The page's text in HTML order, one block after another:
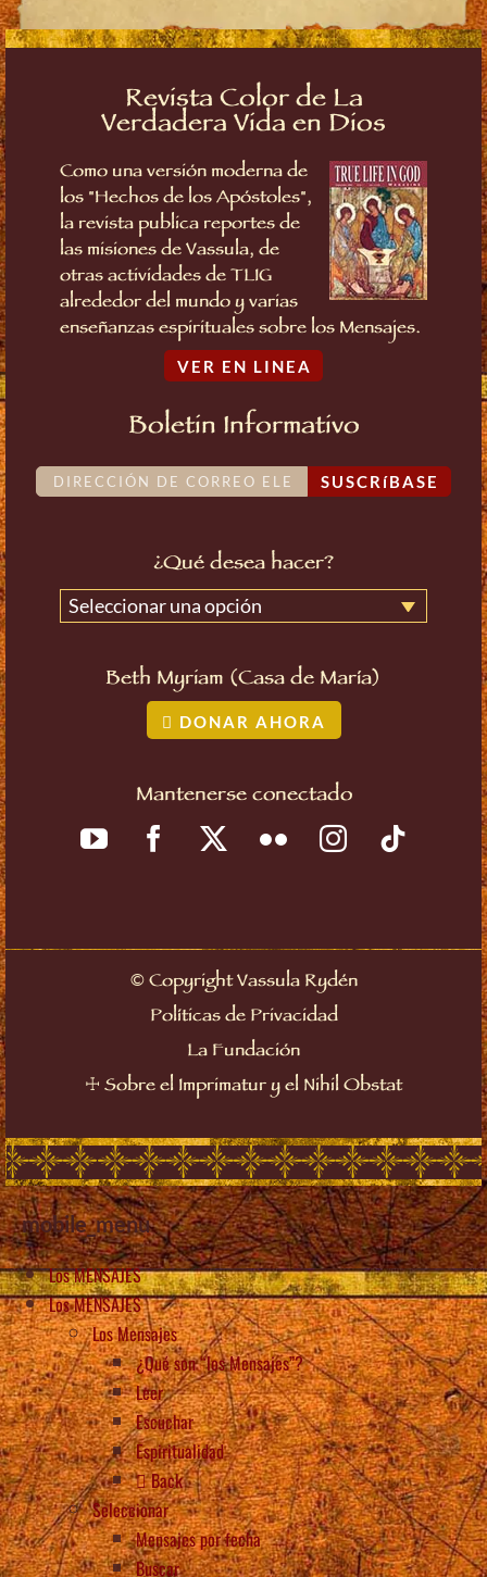
Revista Color de La
Verdadera Vida en Dios
Como una versión moderna de
los "Hechos de los Apóstoles",
la revista publica reportes de
las misiones de Vassula, de
otras actividades de TLIG
alrededor del mundo y varias
enseñanzas espirituales sobre los Mensajes.
VER EN LINEA
Boletin Informativo
SUSCRíBASE
¿Qué desea hacer?
Seleccionar una opción
Beth Myriam (Casa de María)
DONAR AHORA
Mantenerse conectado
©Copyright Vassula Rydén
Políticas de Privacidad
La Fundación
☩ Sobre el Imprimatur y el Nihil Obstat
mobile_menu
Los MENSAJES
Los MENSAJES
Los Mensajes
¿Qué son “los Mensajes”?
Leer
Escuchar
Espiritualidad
Back
Seleccionar
Mensajes por fecha
Buscar